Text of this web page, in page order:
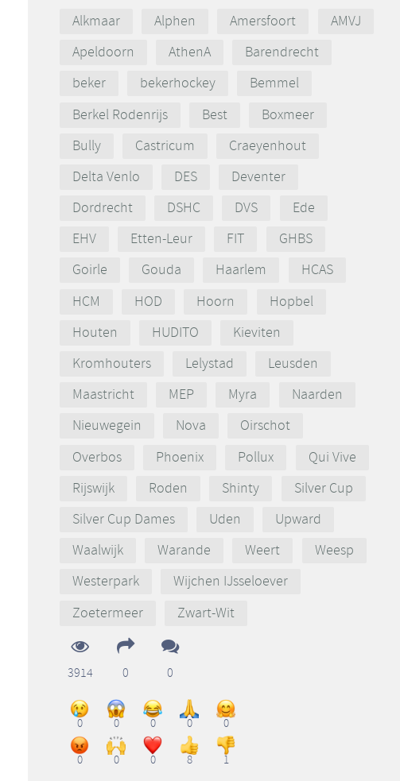
Alkmaar Alphen Amersfoort
AMVJ
Apeldoorn
AthenA
Barendrecht
beker
bekerhockey
Bemmel
Berkel Rodenrijs
Best
Boxmeer
Bully
Castricum
Craeyenhout
Delta Venlo
DES
Deventer
Dordrecht
DSHC DVS
Ede
EHV
Etten-Leur FIT
GHBS
Goirle
Gouda Haarlem
HCAS
HCM
HOD Hoorn
Hopbel
Houten
HUDITO
Kieviten
Kromhouters
Lelystad
Leusden
Maastricht
MEP Myra
Naarden
Nieuwegein
Nova
Oirschot
Overbos
Phoenix Pollux
Qui Vive
Rijswijk
Roden Shinty
Silver Cup
Silver Cup Dames
Uden
Upward
Waalwijk
Warande Weert
Weesp
Westerpark
Wijchen IJsseloever
Zoetermeer
Zwart-Wit
3914 0 0
0 0 0 0 0
0 0 0 8 1